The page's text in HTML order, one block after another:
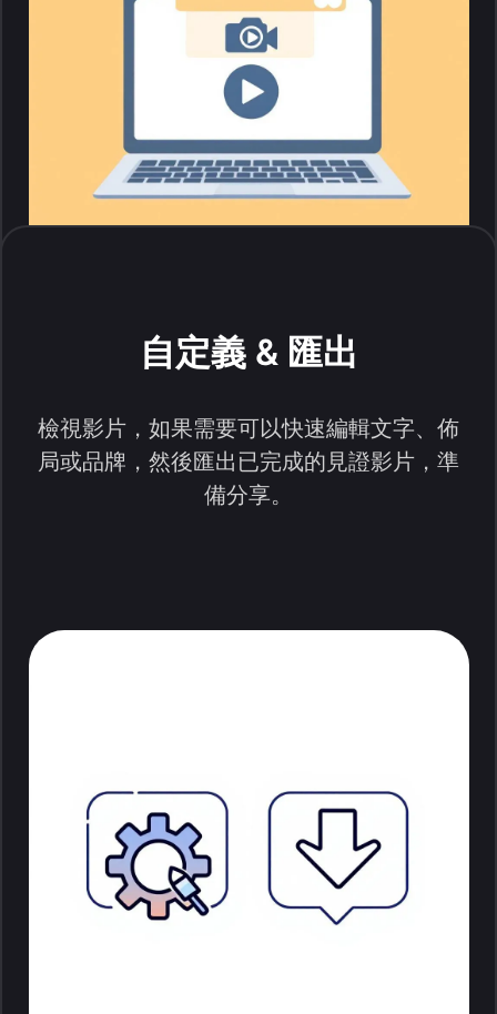
自定義 & 匯出
檢視影片，如果需要可以快速編輯文字、佈
局或品牌，然後匯出已完成的見證影片，準
備分享。